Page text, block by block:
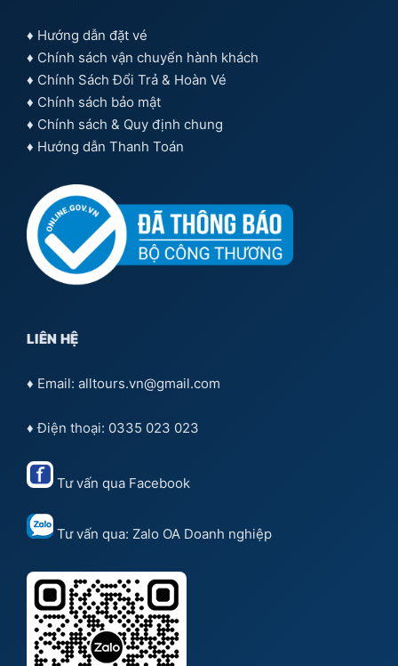
♦ Hướng dẫn đặt vé
♦ Chính sách vận chuyển hành khách
♦ Chính Sách Đổi Trả & Hoàn Vé
♦ Chính sách bảo mật
♦ Chính sách & Quy định chung
♦ Hướng dẫn Thanh Toán
LIÊN HỆ
♦ Email: alltours.vn@gmail.com
♦ Điện thoại: 0335 023 023
Tư vấn qua Facebook
Tư vấn qua: Zalo OA Doanh nghiệp